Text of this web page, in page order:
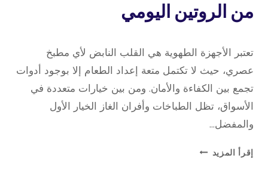
من الروتين اليومي
repaircookers
تعتبر الأجهزة الطهوية هي القلب النابض لأي مطبخ
عصري، حيث لا تكتمل متعة إعداد الطعام إلا بوجود أدوات
تجمع بين الكفاءة والأمان. ومن بين خيارات متعددة في
الأسواق، تظل الطباخات وأفران الغاز الخيار الأول
والمفضل…
إقرأ المزيد كيف